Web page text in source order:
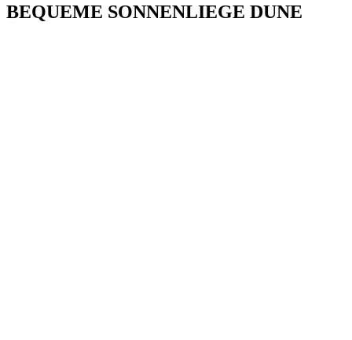
BEQUEME SONNENLIEGE DUNE